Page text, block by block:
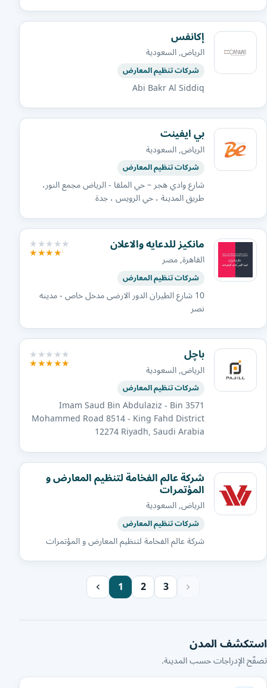
إكانفس
الرياض, السعودية
شركات تنظيم المعارض
Abi Bakr Al Siddiq
بي ايفينت
الرياض, السعودية
شركات تنظيم المعارض
شارع وادي هجر – حي الملقا - الرياض مجمع النور،
طريق المدينة ، حي الرويس ، جدة
مانكيز للدعايه والاعلان
القاهرة, مصر
شركات تنظيم المعارض
10 شارع الطيران الدور الارضى مدخل خاص - مدينه
نصر
باچل
الرياض, السعودية
شركات تنظيم المعارض
3571 Imam Saud Bin Abdulaziz - Bin
Mohammed Road 8514 - King Fahd District
12274 Riyadh, Saudi Arabia
شركة عالم الفخامة لتنظيم المعارض و
المؤتمرات
الرياض, السعودية
شركات تنظيم المعارض
شركة عالم الفخامة لتنظيم المعارض و المؤتمرات
1 2 3
استكشف المدن
تصفّح الإدراجات حسب المدينة.